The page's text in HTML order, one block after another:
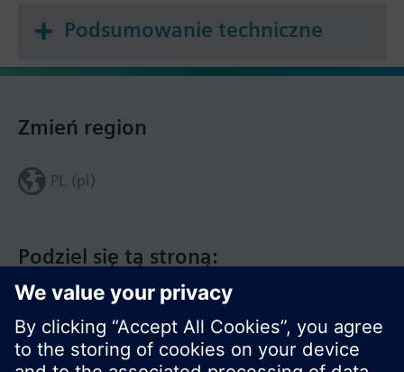
Podsumowanie techniczne
Podziel się tą stroną:
Zmień region
PL (pl)